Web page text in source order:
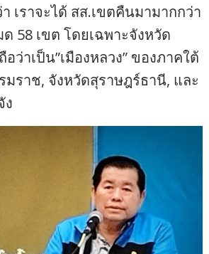
เราจะได้ สส.เขตคืนมามากกว่า
58 เขต โดยเฉพาะจังหวัด
ว่าเป็น”เมืองหลวง” ของภาคใต้
มราช, จังหวัดสุราษฎร์ธานี, และ
ง